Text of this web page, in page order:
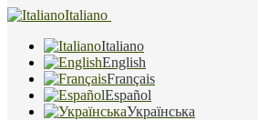
Italiano
Italiano
English
Français
Español
Українська